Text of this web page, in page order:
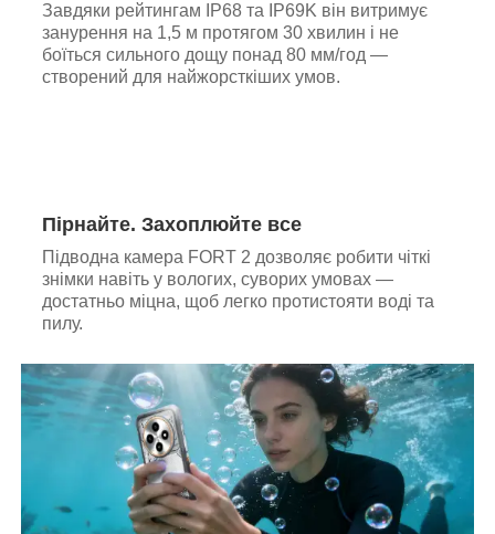
Завдяки рейтингам IP68 та IP69K він витримує
занурення на 1,5 м протягом 30 хвилин і не
боїться сильного дощу понад 80 мм/год —
створений для найжорсткіших умов.
Пірнайте. Захоплюйте все
Підводна камера FORT 2 дозволяє робити чіткі
знімки навіть у вологих, суворих умовах —
достатньо міцна, щоб легко протистояти воді та
пилу.